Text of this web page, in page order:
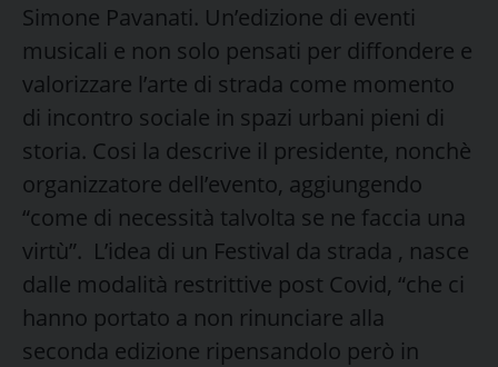
Simone Pavanati. Un’edizione di eventi
musicali e non solo pensati per diffondere e
valorizzare l’arte di strada come momento
di incontro sociale in spazi urbani pieni di
storia. Cosi la descrive il presidente, nonchè
organizzatore dell’evento, aggiungendo
“come di necessità talvolta se ne faccia una
virtù”. L’idea di un Festival da strada , nasce
dalle modalità restrittive post Covid, “che ci
hanno portato a non rinunciare alla
seconda edizione ripensandolo però in